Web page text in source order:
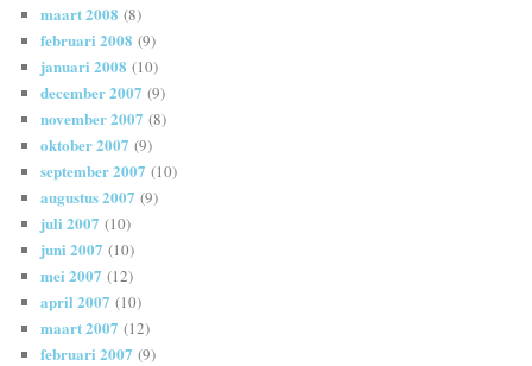
maart 2008 (8)
februari 2008 (9)
januari 2008 (10)
december 2007 (9)
november 2007 (8)
oktober 2007 (9)
september 2007 (10)
augustus 2007 (9)
juli 2007 (10)
juni 2007 (10)
mei 2007 (12)
april 2007 (10)
maart 2007 (12)
februari 2007 (9)